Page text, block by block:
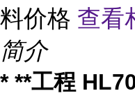
料价格 查看
简介
* **工程